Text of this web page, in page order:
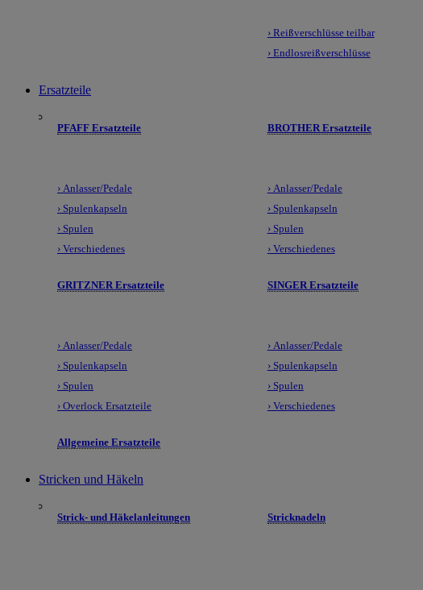
› Reißverschlüsse teilbar
› Endlosreißverschlüsse
Ersatzteile
PFAFF Ersatzteile
› Anlasser/Pedale
› Spulenkapseln
› Spulen
› Verschiedenes
BROTHER Ersatzteile
› Anlasser/Pedale
› Spulenkapseln
› Spulen
› Verschiedenes
GRITZNER Ersatzteile
› Anlasser/Pedale
› Spulenkapseln
› Spulen
› Overlock Ersatzteile
SINGER Ersatzteile
› Anlasser/Pedale
› Spulenkapseln
› Spulen
› Verschiedenes
Allgemeine Ersatzteile
Stricken und Häkeln
Strick- und Häkelanleitungen Stricknadeln